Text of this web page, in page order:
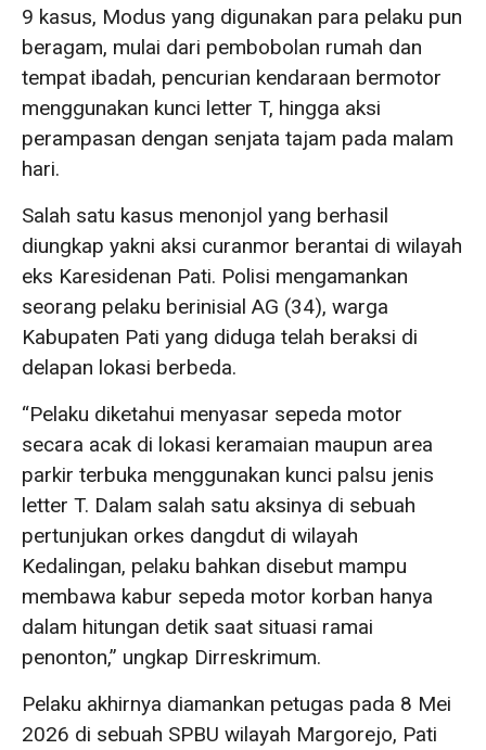
9 kasus, Modus yang digunakan para pelaku pun
beragam, mulai dari pembobolan rumah dan
tempat ibadah, pencurian kendaraan bermotor
menggunakan kunci letter T, hingga aksi
perampasan dengan senjata tajam pada malam
hari.
Salah satu kasus menonjol yang berhasil
diungkap yakni aksi curanmor berantai di wilayah
eks Karesidenan Pati. Polisi mengamankan
seorang pelaku berinisial AG (34), warga
Kabupaten Pati yang diduga telah beraksi di
delapan lokasi berbeda.
“Pelaku diketahui menyasar sepeda motor
secara acak di lokasi keramaian maupun area
parkir terbuka menggunakan kunci palsu jenis
letter T. Dalam salah satu aksinya di sebuah
pertunjukan orkes dangdut di wilayah
Kedalingan, pelaku bahkan disebut mampu
membawa kabur sepeda motor korban hanya
dalam hitungan detik saat situasi ramai
penonton,” ungkap Dirreskrimum.
Pelaku akhirnya diamankan petugas pada 8 Mei
2026 di sebuah SPBU wilayah Margorejo, Pati